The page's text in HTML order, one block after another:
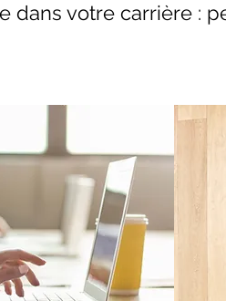
dans votre carrière :